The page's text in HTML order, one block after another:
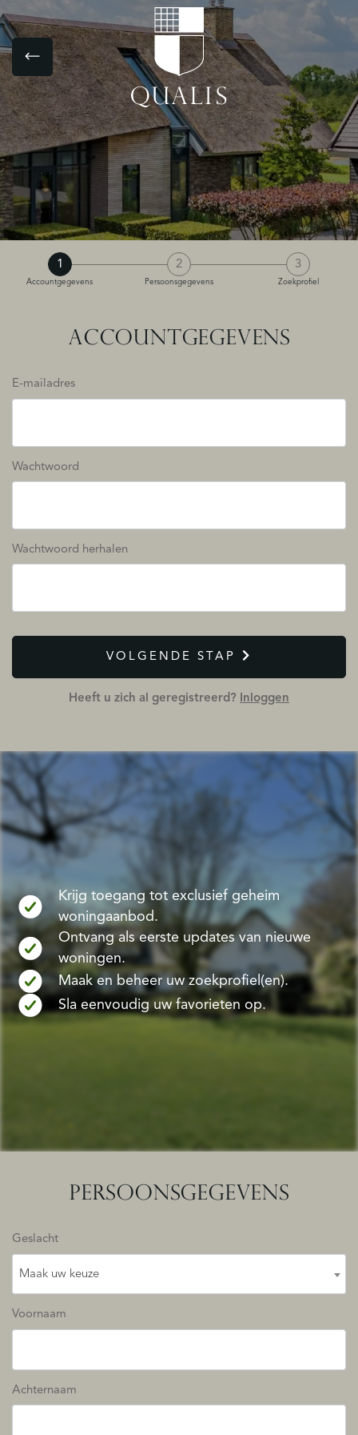
1
Accountgegevens
2
Persoonsgegevens
3
Zoekprofiel
ACCOUNTGEGEVENS
E-mailadres
Wachtwoord
Wachtwoord herhalen
VOLGENDE STAP
Heeft u zich al geregistreerd? Inloggen
Krijg toegang tot exclusief geheim
woningaanbod.
Ontvang als eerste updates van nieuwe
woningen.
Maak en beheer uw zoekprofiel(en).
Sla eenvoudig uw favorieten op.
PERSOONSGEGEVENS
Geslacht
Maak uw keuze
Voornaam
Achternaam